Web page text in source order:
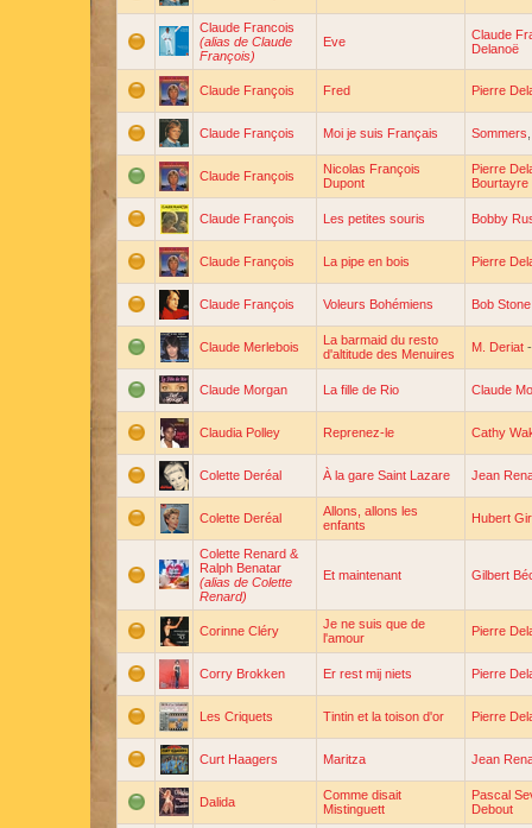
Claude Francois
(alias de Claude
François)
Eve
Claude
Delanoë
Claude François Fred Pierre
Claude François Moi je suis Français Sommers
Claude François
Nicolas François
Dupont
Pierre
Bourtayre
Claude François Les petites souris Bobby
Claude François La pipe en bois Pierre
Claude François Voleurs Bohémiens Bob Stone
Claude Merlebois
La barmaid du resto
d'altitude des Menuires
M. Deriat
Claude Morgan La fille de Rio Claude
Claudia Polley Reprenez-le Cathy
Colette Deréal À la gare Saint Lazare Jean
Colette Deréal
Allons, allons les
enfants
Hubert
Colette Renard &
Ralph Benatar
(alias de Colette
Renard)
Et maintenant Gilbert
Corinne Cléry
Je ne suis que de
l'amour
Pierre
Corry Brokken Er rest mij niets Pierre
Les Criquets Tintin et la toison d'or Pierre
Curt Haagers Maritza Jean
Dalida
Comme disait
Mistinguett
Pascal
Debout